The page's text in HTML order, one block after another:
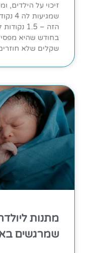
זיכוי על הילדים,
שקלים שלא
מתנות
שמרגשים